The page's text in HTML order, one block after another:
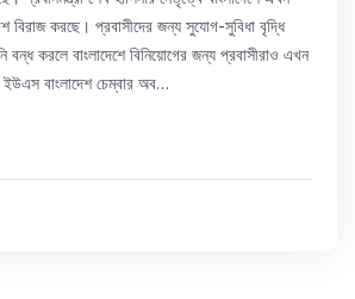
বিরাজ করছে। প্রবাসীদের জন্য সুযোগ-সুবিধা বৃদ্ধি
বন্ধ করলে বাংলাদেশে বিনিয়োগের জন্য প্রবাসীরাও এখন
বাংলাদেশ চেম্বার অব…